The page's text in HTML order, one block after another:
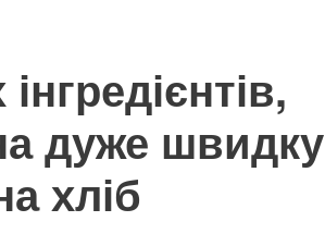
дуже швидку
хліб